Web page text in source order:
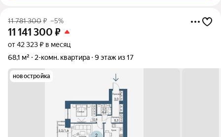
11 781 300₽ –5%
11 141 300 ₽
от 42 323 ₽ в месяц
68,1 м²
2-комн. квартира 9 этаж из 17
новостройка